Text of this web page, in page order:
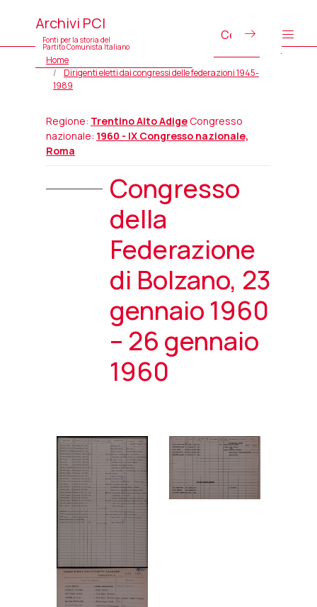
Archivi PCI
Fonti per la storia del
Partito Comunista Italiano
Home
Dirigenti eletti dai congressi delle federazioni 1945-
1989
Regione: Trentino Alto AdigeCongresso
nazionale: 1960 - IX Congresso nazionale,
Roma
Congresso
della
Federazione
di Bolzano, 23
gennaio 1960
– 26 gennaio
1960